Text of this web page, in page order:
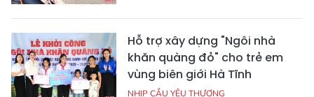
Hỗ trợ xây dựng "Ngôi nhà
khăn quàng đỏ" cho trẻ em
vùng biên giới Hà Tĩnh
NHỊP CẦU YÊU THƯƠNG